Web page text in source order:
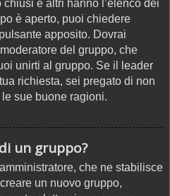
chiusi e altri hanno l’elenco dei
è aperto, puoi chiedere
apposito. Dovrai
del gruppo, che
unirti al gruppo. Se il leader
richiesta, sei pregato di non
sue buone ragioni.
un gruppo?
che ne stabilisce
un nuovo gruppo,